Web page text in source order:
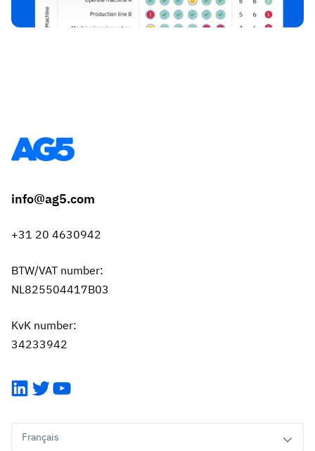
info@ag5.com
+31 20 4630942
BTW/VAT number:
NL825504417B03
KvK number:
34233942
LinkedIn
TwitterYouTube
Français